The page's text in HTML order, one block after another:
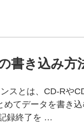
書き込み方
スとは、CD-Rや
てデータを書き
録終了を …